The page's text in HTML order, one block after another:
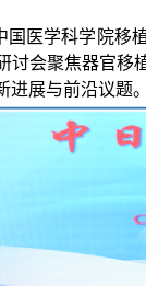
医学科学院移
会聚焦器官移
展与前沿议题。